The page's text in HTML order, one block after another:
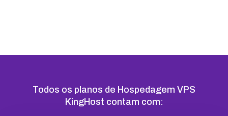
Todos os planos de Hospedagem VPS
KingHost contam com: